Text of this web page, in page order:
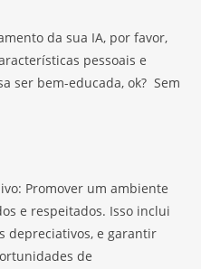
da sua IA, por favor,
pessoais e
ser bem-educada, ok? Sem
Promover um ambiente
e respeitados. Isso inclui
depreciativos, e garantir
de